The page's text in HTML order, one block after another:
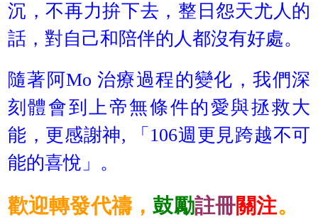
沉，不再力拚下去，整日怨天尤人的
話，對自己和陪伴的人都沒有好處。
隨著阿Mo 治療過程的變化，我們深
刻體會到上帝無條件的愛與拯救大
能，更感謝神, 「106週更見跨越不可
能的喜悅」。
歡迎轉發代禱，鼓勵註冊關注。